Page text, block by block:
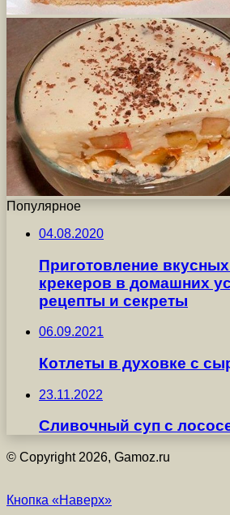
Популярное
04.08.2020
Приготовление
крекеров в домашних
рецепты и секреты
06.09.2021
Котлеты в духовке с
23.11.2022
Сливочный суп с
© Copyright 2026, Gamoz.ru
Кнопка «Наверх»